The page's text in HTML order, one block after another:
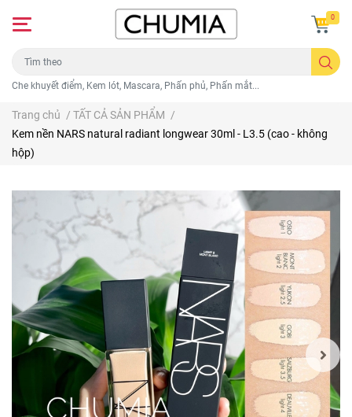
Che khuyết điểm, Kem lót, Mascara, Phấn phủ, Phấn mắt...
0
Trang chủ / TẤT CẢ SẢN PHẨM /
Kem nền NARS natural radiant longwear 30ml - L3.5 (cao - không
hộp)